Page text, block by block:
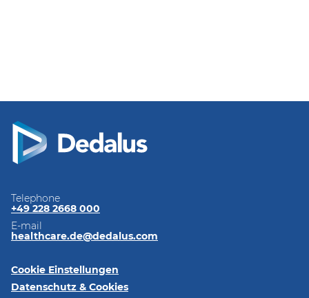
Telephone
+49 228 2668 000
E-mail
healthcare.de@dedalus.com
Cookie Einstellungen
Datenschutz & Cookies